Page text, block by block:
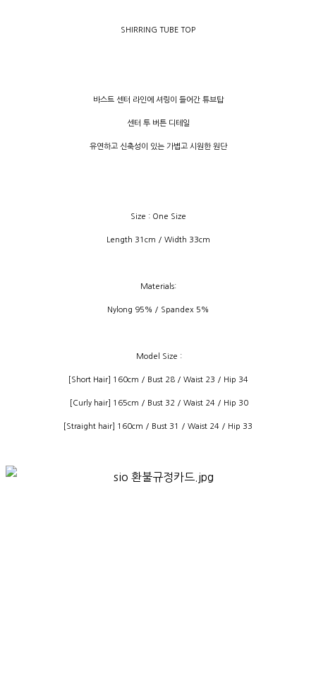
SHIRRING TUBE TOP
바스트 센터 라인에 셔링이 들어간 튜브탑
센터 투 버튼 디테일
유연하고 신축성이 있는 가볍고 시원한 원단
Size : One Size
Length 31cm / Width 33cm
Materials:
Nylong 95% / Spandex 5%
Model Size :
[Short Hair] 160cm / Bust 28 / Waist 23 / Hip 34
[Curly hair] 165cm / Bust 32 / Waist 24 / Hip 30
[Straight hair] 160cm / Bust 31 / Waist 24 / Hip 33